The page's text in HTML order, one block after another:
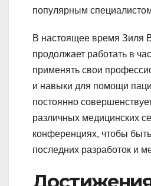
популярным
В настоящее время Зиля
продолжает работать в
применять свои
и навыки для помощи
постоянно
различных медицинских
конференциях, чтобы
последних разработок и